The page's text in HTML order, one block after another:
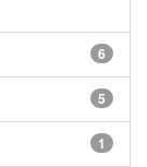
6
5
1